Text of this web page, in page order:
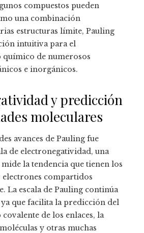
compuestos pueden
una combinación
estructuras límite, Pauling
intuitiva para el
de numerosos
e inorgánicos.
y predicción
moleculares
avances de Pauling fue
de electronegatividad, una
la tendencia que tienen los
electrones compartidos
La escala de Pauling continúa
que facilita la predicción del
de los enlaces, la
y otras muchas